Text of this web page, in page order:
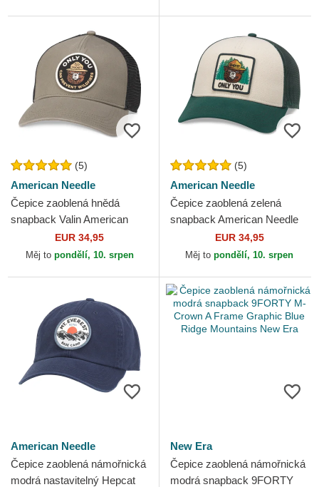
(5)
American Needle
Čepice zaoblená hnědá
snapback Valin American
EUR 34,95
Měj to pondělí, 10. srpen
(5)
American Needle
Čepice zaoblená zelená
snapback American Needle
EUR 34,95
Měj to pondělí, 10. srpen
American Needle
Čepice zaoblená námořnická
modrá nastavitelný Hepcat
New Era
Čepice zaoblená námořnická
modrá snapback 9FORTY